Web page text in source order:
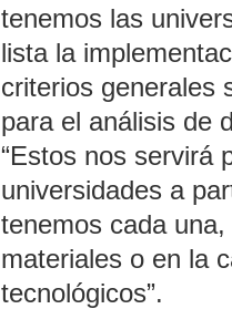
tenemos las
lista la
criterios generales
para el análisis de
“Estos nos servirá
universidades a
tenemos cada
materiales o en la
tecnológicos”.